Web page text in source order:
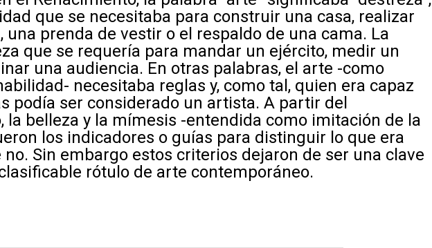
que se necesitaba para construir una casa, realizar
una prenda de vestir o el respaldo de una cama. La
que se requería para mandar un ejército, medir un
una audiencia. En otras palabras, el arte -como
necesitaba reglas y, como tal, quien era capaz
podía ser considerado un artista. A partir del
la belleza y la mímesis -entendida como imitación de la
los indicadores o guías para distinguir lo que era
Sin embargo estos criterios dejaron de ser una clave
rótulo de arte contemporáneo.